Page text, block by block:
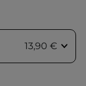
13,90 €